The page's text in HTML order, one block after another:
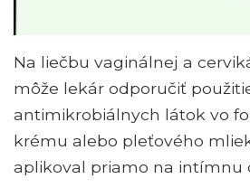
Na liečbu vaginálnej a
môže lekár odporučiť
antimikrobiálnych látok vo
krému alebo pleťového
aplikoval priamo na intímnu